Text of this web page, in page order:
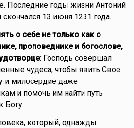
Последние годы жизни Антоний
13 июня 1231 года.
о себе не только как о
проповеднике и богослове,
: Господь совершал
чудеса, чтобы явить Свое
и милосердие даже
и помочь им найти путь
Богу.
который, однажды